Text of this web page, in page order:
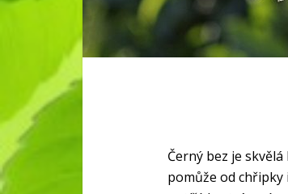
Černý bez je
pomůže od